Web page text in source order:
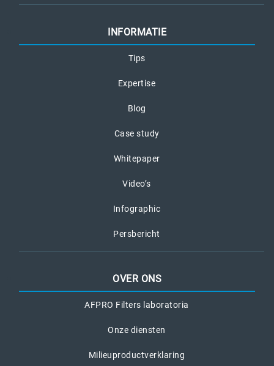
INFORMATIE
Tips
Expertise
Blog
Case study
Whitepaper
Video’s
Infographic
Persbericht
OVER ONS
AFPRO Filters laboratoria
Onze diensten
Milieuproductverklaring